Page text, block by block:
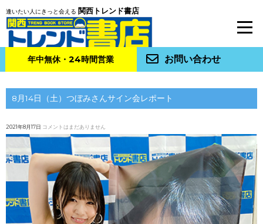
逢いたい人にきっと会える 関西トレンド書店
年中無休・24時間営業 お問い合わせ
8月14日（土）つぼみさんサイン会レポート
2021年8月17日 コメントはまだありません